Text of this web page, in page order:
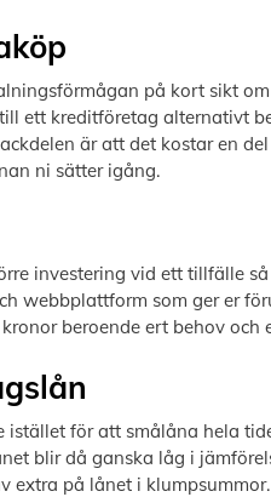
på kort sikt
ett kreditföretag alternativt
är att det kostar en
ni sätter igång.
investering vid ett tillfälle
webbplattform som ger er
beroende ert behov och
för att smålåna hela
blir då ganska låg i
extra på lånet i klumpsummor.